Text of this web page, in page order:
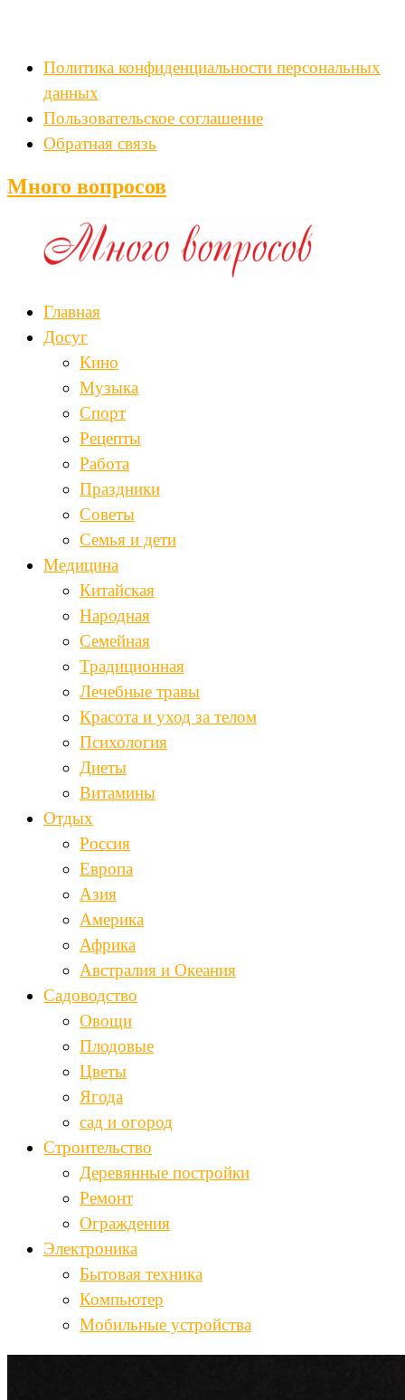
Политика конфиденциальности персональных
данных
Пользовательское соглашение
Обратная связь
Много вопросов
Главная
Досуг
Кино
Музыка
Спорт
Рецепты
Работа
Праздники
Советы
Семья и дети
Медицина
Китайская
Народная
Семейная
Традиционная
Лечебные травы
Красота и уход за телом
Психология
Диеты
Витамины
Отдых
Россия
Европа
Азия
Америка
Африка
Австралия и Океания
Садоводство
Овощи
Плодовые
Цветы
Ягода
сад и огород
Строительство
Деревянные постройки
Ремонт
Ограждения
Электроника
Бытовая техника
Компьютер
Мобильные устройства